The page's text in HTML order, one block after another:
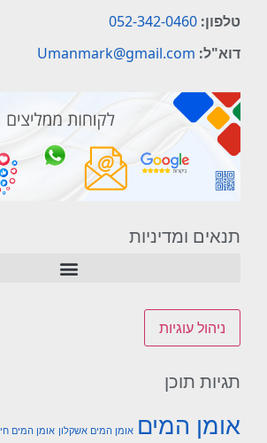
טלפון: 052-342-0460
דוא"ל: Umanmark@gmail.com
תנאים ומדיניות
ניהול עוגיות
תגיות תוכן
אומן המים אומן המים אשקלון אומן המים